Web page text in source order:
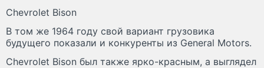
Chevrolet Bison
В том же 1964 году свой вариант грузовика
будущего показали и конкуренты из General Motors.
Chevrolet Bison был также ярко-красным, а выглядел